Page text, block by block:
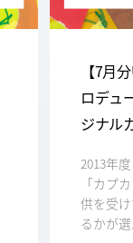
【7月
ロデュ
ジナル
2013年
「カプ
供を受
るかが